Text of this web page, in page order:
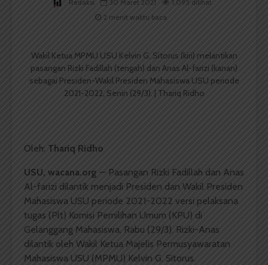
Redaksi 30 Maret 2021
1,095 dilihat
2 menit waktu baca
Wakil Ketua MPMU USU Kelvin G. Sitorus (kiri) melantikan
pasangan Rizki Fadillah (tengah) dan Anas Al-farizi (kanan)
sebagai Presiden-Wakil Presiden Mahasiswa USU periode
2021-2022, Senin (29/3). | Thariq Ridho
Oleh: Thariq Ridho
USU, wacana.org — Pasangan Rizki Fadillah dan Anas
Al-farizi dilantik menjadi Presiden dan Wakil Presiden
Mahasiswa USU periode 2021-2022 versi pelaksana
tugas (Plt) Komisi Pemilihan Umum (KPU) di
Gelanggang Mahasiswa, Rabu (29/3). Rizki-Anas
dilantik oleh Wakil Ketua Majelis Permusyawaratan
Mahasiswa USU (MPMU) Kelvin G. Sitorus.